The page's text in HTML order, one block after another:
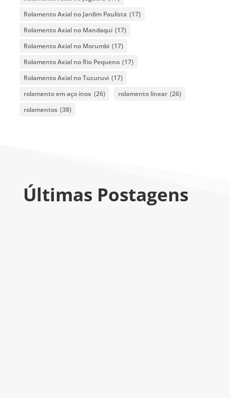
Rolamento Axial no Jardim Paulista (17)
Rolamento Axial no Mandaqui (17)
Rolamento Axial no Morumbi (17)
Rolamento Axial no Rio Pequeno (17)
Rolamento Axial no Tucuruvi (17)
rolamento em aço inox (26) rolamento linear (26)
rolamentos (38)
Últimas Postagens